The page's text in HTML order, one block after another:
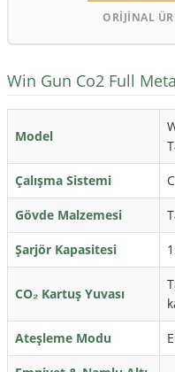
ORİJİNAL
Win Gun Co2 Full
Model
Çalışma Sistemi
Gövde Malzemesi
Şarjör Kapasitesi
CO₂ Kartuş Yuvası
Ateşleme Modu